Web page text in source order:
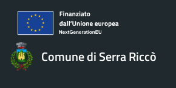
Comune di Serra Riccò